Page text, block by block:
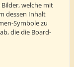
welche mit
dessen Inhalt
Symbole zu
die die Board-